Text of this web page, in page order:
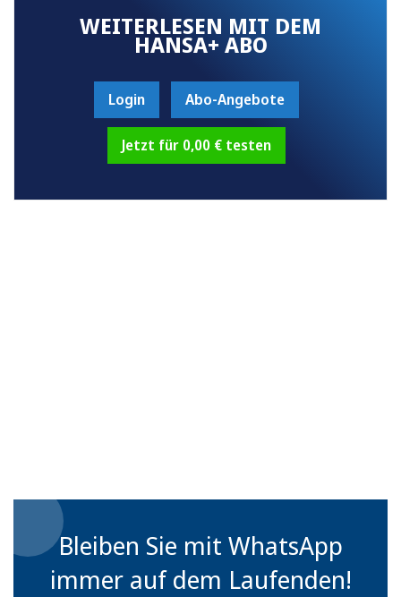
WEITERLESEN MIT DEM
HANSA+ ABO
Login Abo-Angebote
Jetzt für 0,00 € testen
Bleiben Sie mit WhatsApp
immer auf dem Laufenden!